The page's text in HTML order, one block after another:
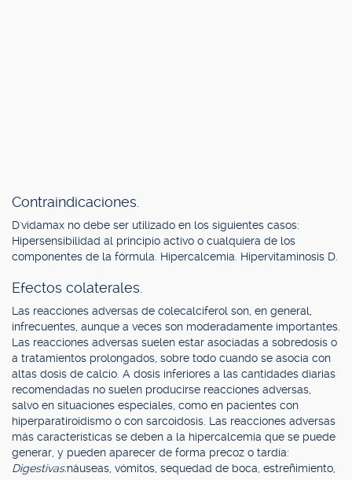
Contraindicaciones.
D'vidamax no debe ser utilizado en los siguientes casos:
Hipersensibilidad al principio activo o cualquiera de los
componentes de la fórmula. Hipercalcemia. Hipervitaminosis D.
Efectos colaterales.
Las reacciones adversas de colecalciferol son, en general,
infrecuentes, aunque a veces son moderadamente importantes.
Las reacciones adversas suelen estar asociadas a sobredosis o
a tratamientos prolongados, sobre todo cuando se asocia con
altas dosis de calcio. A dosis inferiores a las cantidades diarias
recomendadas no suelen producirse reacciones adversas,
salvo en situaciones especiales, como en pacientes con
hiperparatiroidismo o con sarcoidosis. Las reacciones adversas
más características se deben a la hipercalcemia que se puede
generar, y pueden aparecer de forma precoz o tardía:
Digestivas:náuseas, vómitos, sequedad de boca, estreñimiento,